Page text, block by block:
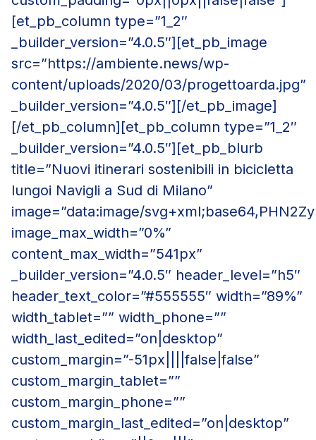
[et_pb_column type=”1_2″
_builder_version=”4.0.5″][et_pb_image
src=”https://ambiente.news/wp-
content/uploads/2020/03/progettoarda.jpg”
_builder_version=”4.0.5″][/et_pb_image]
[/et_pb_column][et_pb_column type=”1_2″
_builder_version=”4.0.5″][et_pb_blurb
title=”Nuovi itinerari sostenibili in bicicletta
lungoi Navigli a Sud di Milano”
image=”data:image/
image_max_width=”0%”
content_max_width=”541px”
_builder_version=”4.0.5″ header_level=”h5″
header_text_color=”#555555″ width=”89%”
width_tablet=”” width_phone=””
width_last_edited=”on|desktop”
custom_margin=”-51px||||false|false”
custom_margin_tablet=””
custom_margin_phone=””
custom_margin_last_edited=”on|desktop”